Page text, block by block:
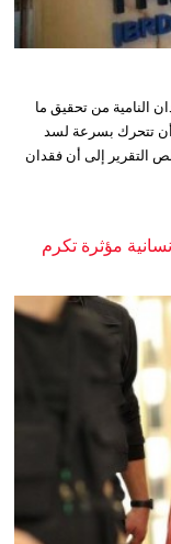
النامية من تحقيق ما
تتحرك بسرعة لسد
التقرير إلى أن فقدان
مؤثرة تكرم